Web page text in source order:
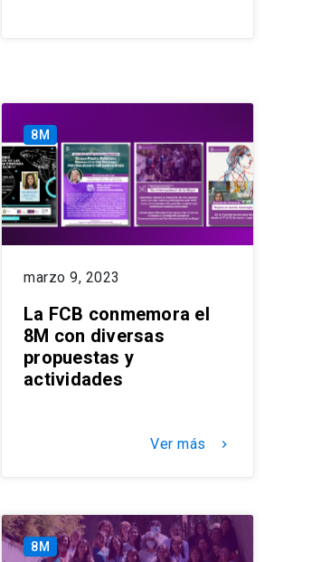
8M
marzo 9, 2023
La FCB conmemora el
8M con diversas
propuestas y
actividades
Ver más keyboard_arrow_right
8M